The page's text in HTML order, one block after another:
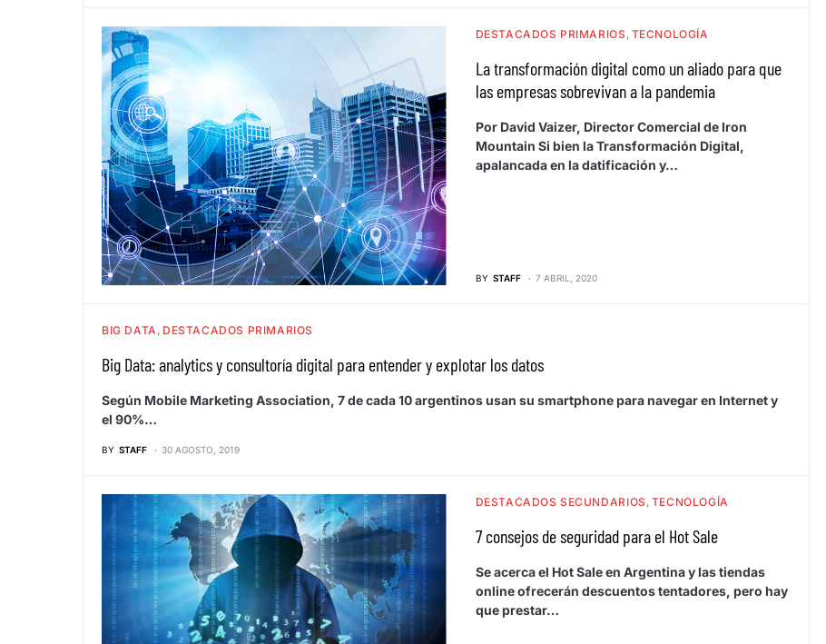
DESTACADOS PRIMARIOS TECNOLOGÍA
La transformación digital como un aliado para que
las empresas sobrevivan a la pandemia
Por David Vaizer, Director Comercial de Iron
Mountain Si bien la Transformación Digital,
apalancada en la datificación y…
BY STAFF 7 ABRIL, 2020
BIG DATA DESTACADOS PRIMARIOS
Big Data: analytics y consultoría digital para entender y explotar los datos
Según Mobile Marketing Association, 7 de cada 10 argentinos usan su smartphone para navegar en Internet y
el 90%…
BY STAFF 30 AGOSTO, 2019
DESTACADOS SECUNDARIOS TECNOLOGÍA
7 consejos de seguridad para el Hot Sale
Se acerca el Hot Sale en Argentina y las tiendas
online ofrecerán descuentos tentadores, pero hay
que prestar…